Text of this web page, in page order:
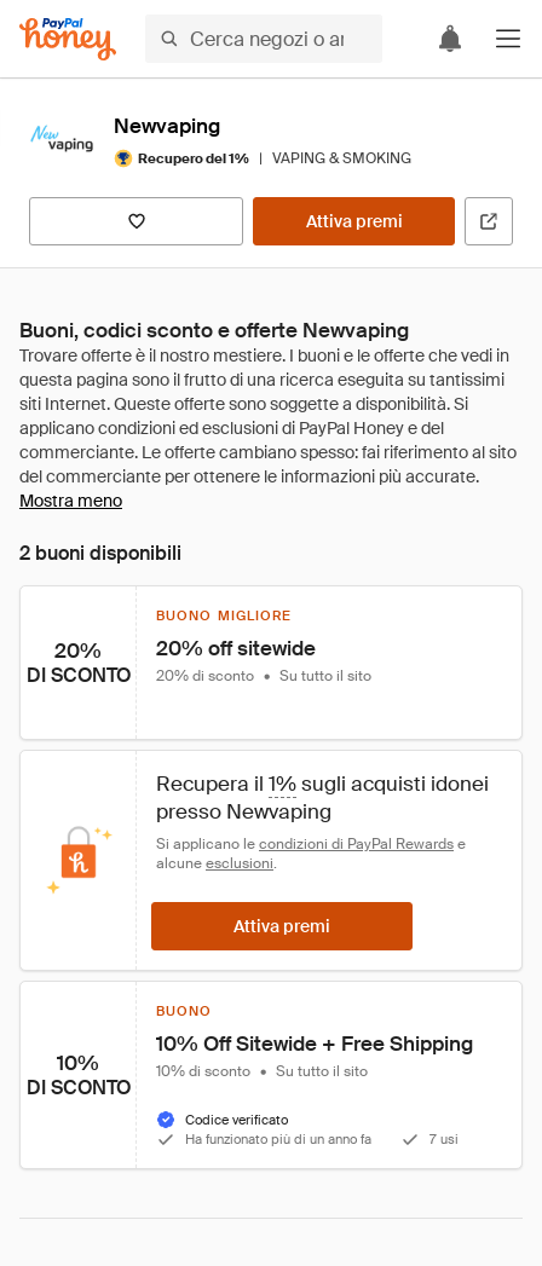
Newvaping
Recupero del 1% | VAPING & SMOKING
Attiva premi
Buoni, codici sconto e offerte Newvaping
Mostra meno
2 buoni disponibili
20%
DI SCONTO
BUONO MIGLIORE
20% off sitewide
20% di sconto • Su tutto il sito
Recupera il 1% sugli acquisti idonei
presso Newvaping
Si applicano le condizioni di PayPal Rewards e
alcune esclusioni.
Attiva premi
10%
DI SCONTO
BUONO
10% Off Sitewide + Free Shipping
10% di sconto • Su tutto il sito
Codice verificato
Ha funzionato più di un anno fa
7 usi